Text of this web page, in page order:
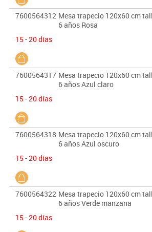
7600564312 Mesa trapecio 120x60 cm
6 años Rosa
15 - 20 días
7600564317 Mesa trapecio 120x60 cm
6 años Azul claro
15 - 20 días
7600564318 Mesa trapecio 120x60 cm
6 años Azul oscuro
15 - 20 días
7600564322 Mesa trapecio 120x60 cm
6 años Verde manzana
15 - 20 días